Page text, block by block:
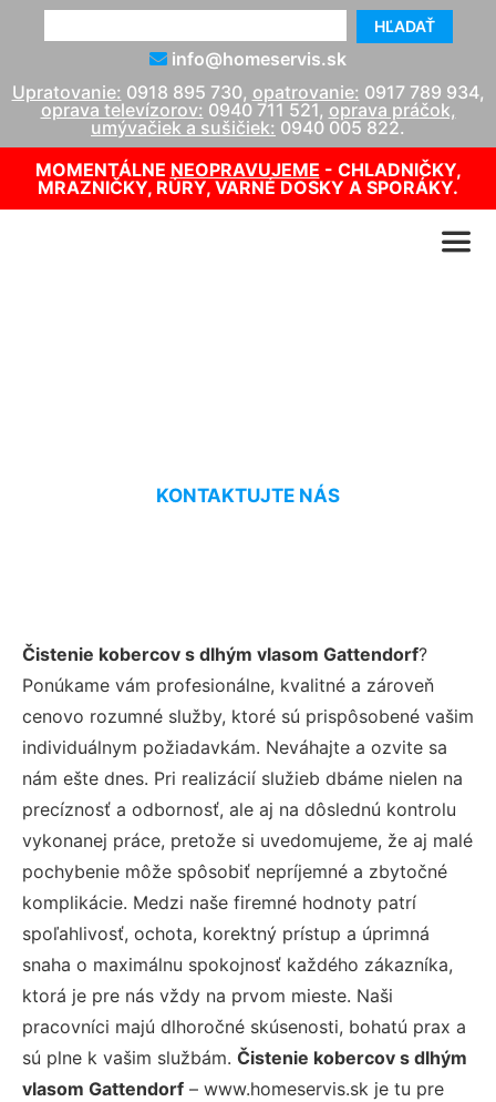
HĽADAŤ
info@homeservis.sk
Upratovanie: 0918 895 730, opatrovanie: 0917 789 934,
oprava televízorov: 0940 711 521, oprava práčok,
umývačiek a sušičiek: 0940 005 822.
MOMENTÁLNE NEOPRAVUJEME - CHLADNIČKY,
MRAZNIČKY, RÚRY, VARNÉ DOSKY A SPORÁKY.
KONTAKTUJTE NÁS
Čistenie kobercov s dlhým vlasom Gattendorf?
Ponúkame vám profesionálne, kvalitné a zároveň
cenovo rozumné služby, ktoré sú prispôsobené vašim
individuálnym požiadavkám. Neváhajte a ozvite sa
nám ešte dnes. Pri realizácií služieb dbáme nielen na
precíznosť a odbornosť, ale aj na dôslednú kontrolu
vykonanej práce, pretože si uvedomujeme, že aj malé
pochybenie môže spôsobiť nepríjemné a zbytočné
komplikácie. Medzi naše firemné hodnoty patrí
spoľahlivosť, ochota, korektný prístup a úprimná
snaha o maximálnu spokojnosť každého zákazníka,
ktorá je pre nás vždy na prvom mieste. Naši
pracovníci majú dlhoročné skúsenosti, bohatú prax a
sú plne k vašim službám. Čistenie kobercov s dlhým
vlasom Gattendorf – www.homeservis.sk je tu pre